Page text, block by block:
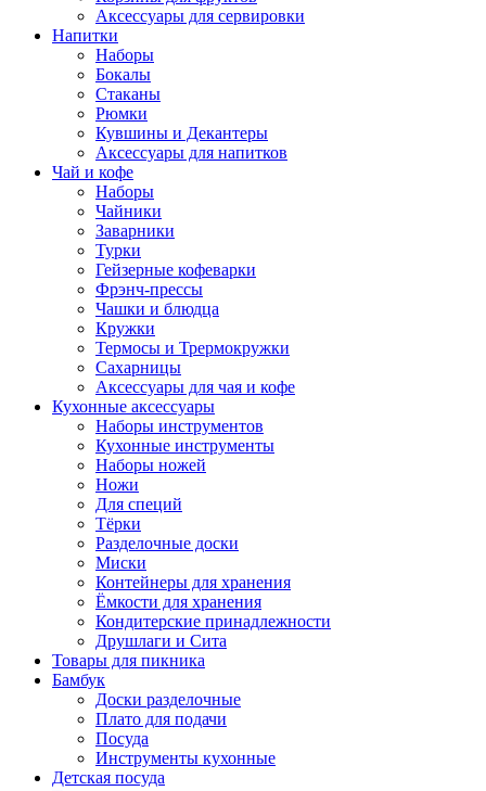
Аксессуары для сервировки
Напитки
Наборы
Бокалы
Стаканы
Рюмки
Кувшины и Декантеры
Аксессуары для напитков
Чай и кофе
Наборы
Чайники
Заварники
Турки
Гейзерные кофеварки
Фрэнч-прессы
Чашки и блюдца
Кружки
Термосы и Трермокружки
Сахарницы
Аксессуары для чая и кофе
Кухонные аксессуары
Наборы инструментов
Кухонные инструменты
Наборы ножей
Ножи
Для специй
Тёрки
Разделочные доски
Миски
Контейнеры для хранения
Ёмкости для хранения
Кондитерские принадлежности
Друшлаги и Сита
Товары для пикника
Бамбук
Доски разделочные
Плато для подачи
Посуда
Инструменты кухонные
Детская посуда